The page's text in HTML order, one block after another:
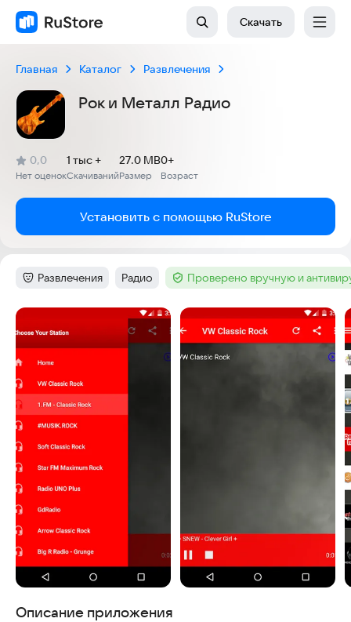
Скачать
Главная Каталог Развлечения
Рок и Металл Радио
Рейтинг:
0,0
(
Нет оценок
)
Скачиваний
1 тыс +
Размер
27.0 MB
Возраст
0+
Установить с помощью RuStore
Категория:
Развлечения Тег:
Радио Тег :Проверено вручную и
Скриншоты
Описание приложения